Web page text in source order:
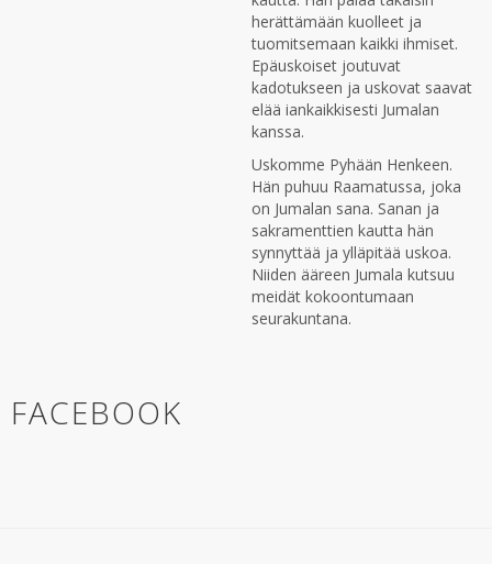
herättämään kuolleet ja
tuomitsemaan kaikki ihmiset.
Epäuskoiset joutuvat
kadotukseen ja uskovat saavat
elää iankaikkisesti Jumalan
kanssa.
Uskomme Pyhään Henkeen.
Hän puhuu Raamatussa, joka
on Jumalan sana. Sanan ja
sakramenttien kautta hän
synnyttää ja ylläpitää uskoa.
Niiden ääreen Jumala kutsuu
meidät kokoontumaan
seurakuntana.
FACEBOOK